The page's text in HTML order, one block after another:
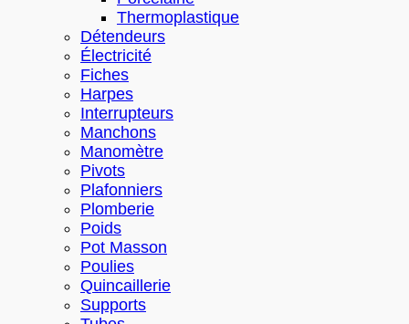
Thermoplastique
Détendeurs
Électricité
Fiches
Harpes
Interrupteurs
Manchons
Manomètre
Pivots
Plafonniers
Plomberie
Poids
Pot Masson
Poulies
Quincaillerie
Supports